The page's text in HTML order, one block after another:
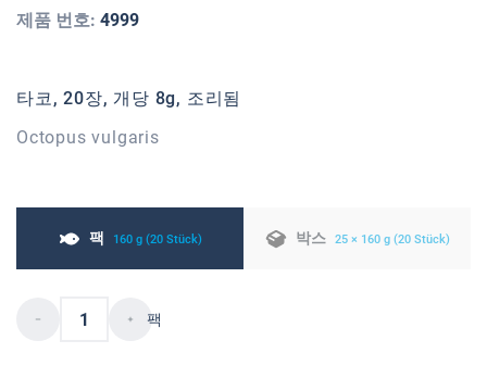
제품 번호: 4999
타코, 20장, 개당 8g, 조리됨
Octopus vulgaris
팩 160 g (20 Stück) 박스 25 × 160 g (20 Stück)
팩